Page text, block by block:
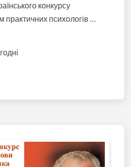
конкурсу
практичних психологів …